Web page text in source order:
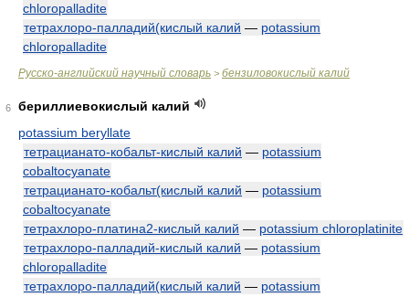
chloropalladite
тетрахлоро-палладий(кислый калий — potassium
chloropalladite
Русско-английский научный словарь > бензиловокислый калий
6
бериллиевокислый калий
potassium beryllate
тетрацианато-кобальт-кислый калий — potassium
cobaltocyanate
тетрацианато-кобальт(кислый калий — potassium
cobaltocyanate
тетрахлоро-платина2-кислый калий — potassium chloroplatinite
тетрахлоро-палладий-кислый калий — potassium
chloropalladite
тетрахлоро-палладий(кислый калий — potassium